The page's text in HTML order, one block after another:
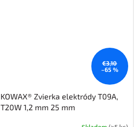
€3,10
–65 %
KOWAX® Zvierka elektródy T09A,
T20W 1,2 mm 25 mm